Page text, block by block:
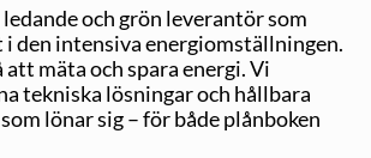
och grön leverantör som
den intensiva energiomställningen.
mäta och spara energi. Vi
tekniska lösningar och hållbara
lönar sig – för både plånboken